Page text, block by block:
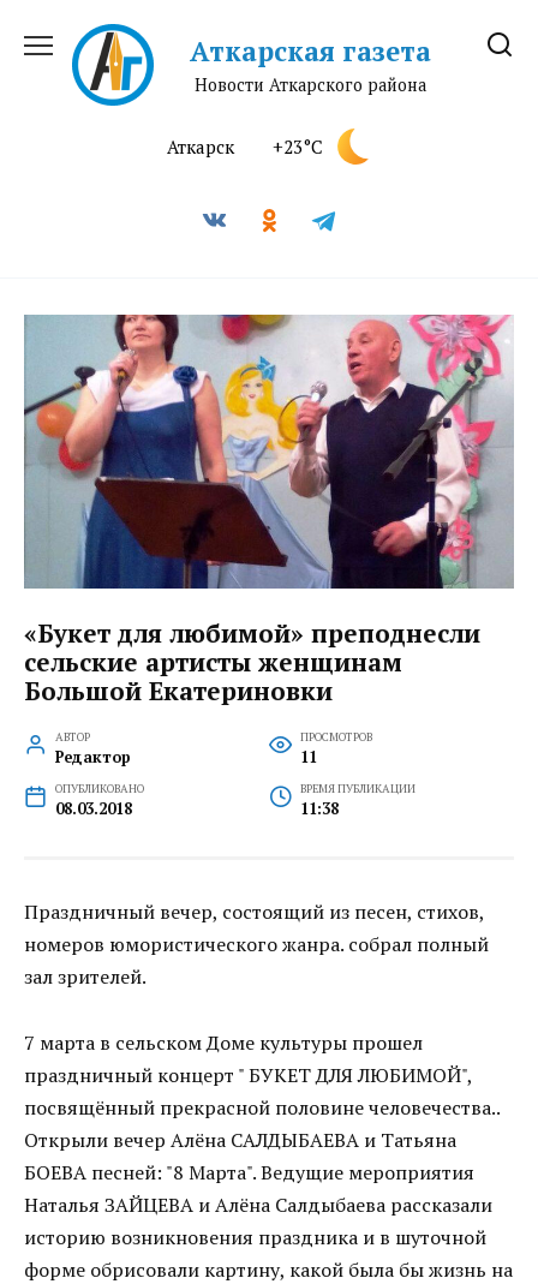
содержанию
Аткарская газета
Новости Аткарского района
Аткарск +23°C
«Букет для любимой» преподнесли
сельские артисты женщинам
Большой Екатериновки
АВТОР
Редактор
ПРОСМОТРОВ
11
ОПУБЛИКОВАНО
08.03.2018
ВРЕМЯ ПУБЛИКАЦИИ
11:38
Праздничный вечер, состоящий из песен, стихов,
номеров юмористического жанра. собрал полный
зал зрителей.
7 марта в сельском Доме культуры прошел
праздничный концерт " БУКЕТ ДЛЯ ЛЮБИМОЙ",
посвящённый прекрасной половине человечества..
Открыли вечер Алёна САЛДЫБАЕВА и Татьяна
БОЕВА песней: "8 Марта". Ведущие мероприятия
Наталья ЗАЙЦЕВА и Алёна Салдыбаева рассказали
историю возникновения праздника и в шуточной
форме обрисовали картину, какой была бы жизнь на